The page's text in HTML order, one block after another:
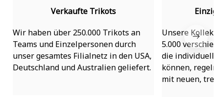
Verkaufte Trikots
Wir haben über 250.000 Trikots an
Teams und Einzelpersonen durch
unser gesamtes Filialnetz in den USA,
Deutschland und Australien geliefert.
Unsere
5.000
die individuell
können,
mit neuen,